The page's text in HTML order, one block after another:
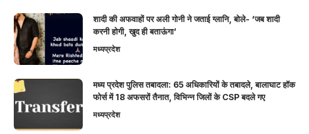
शादी की अफवाहों पर अली गोनी ने जताई ग्लानि, बोले- ‘जब शादी
करनी होगी, खुद ही बताऊंगा’
मध्यप्रदेश
मध्य प्रदेश पुलिस तबादला: 65 अधिकारियों के तबादले, बालाघाट हॉक
फोर्स में 18 अफसरों तैनात, विभिन्न जिलों के CSP बदले गए
मध्यप्रदेश